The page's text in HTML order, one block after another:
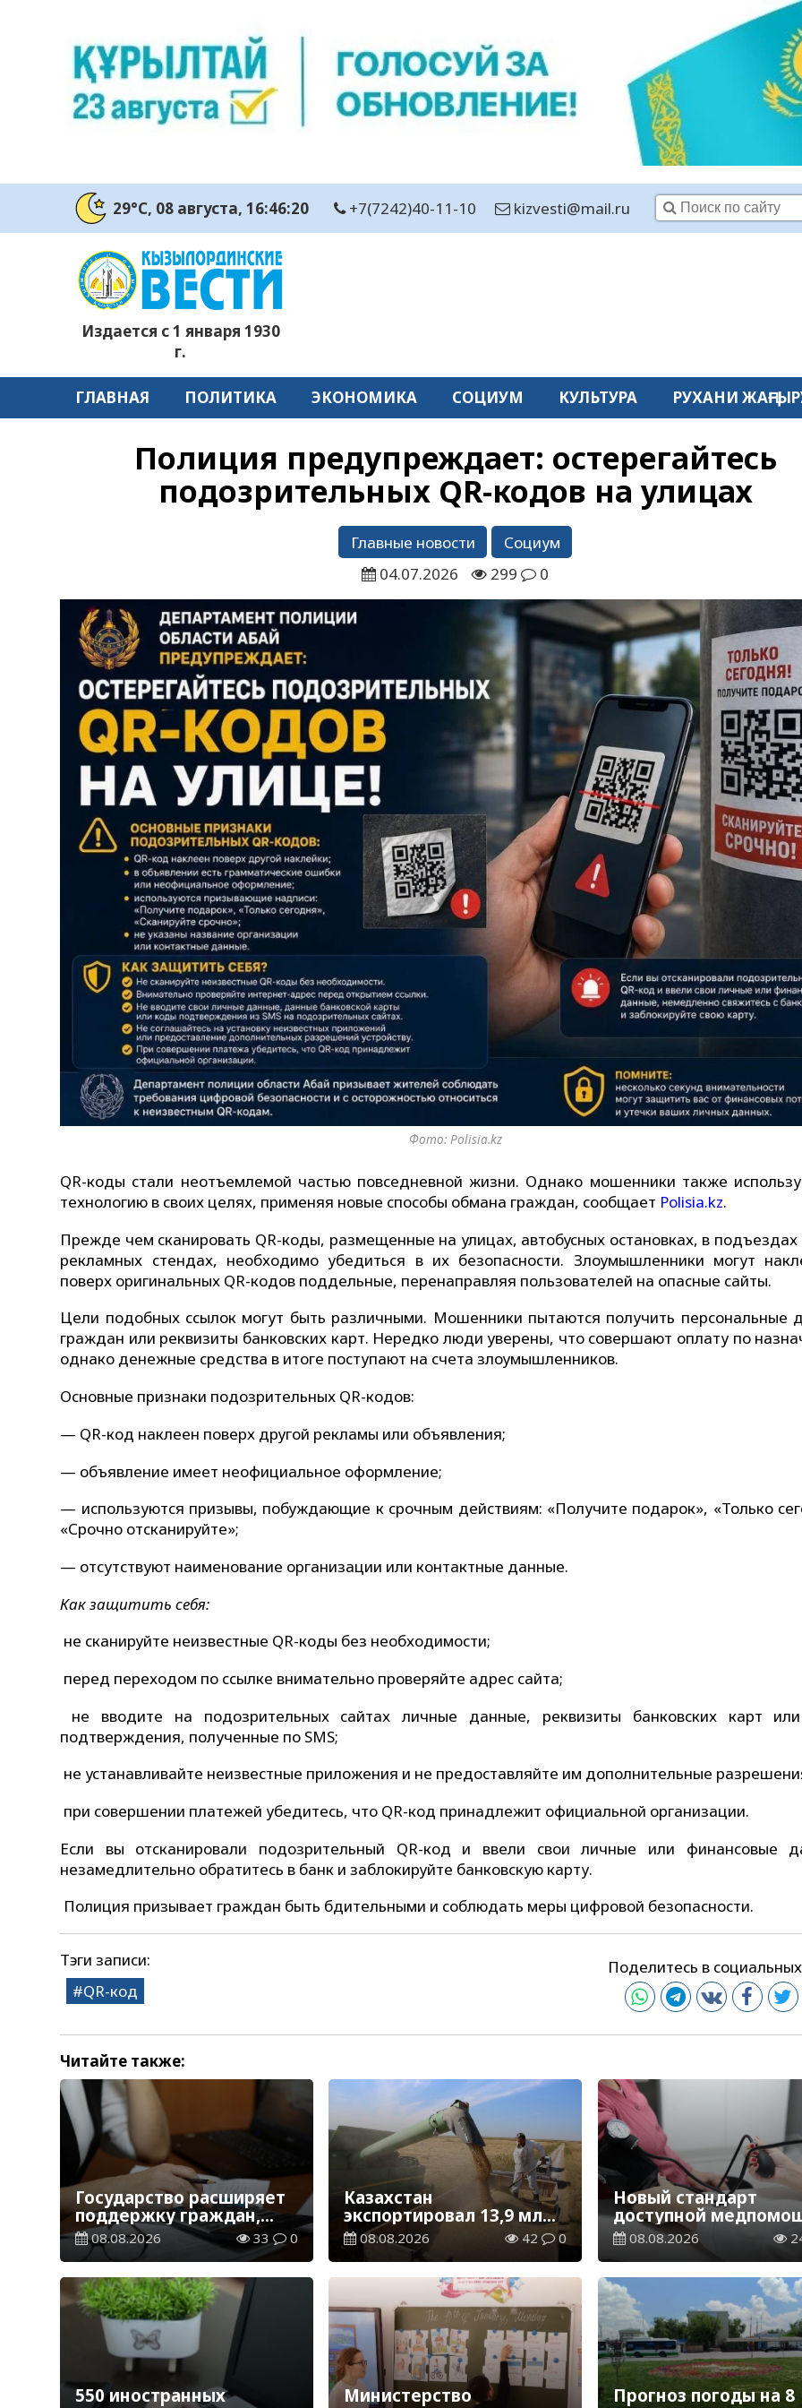
29°C, 08 августа, 16:46:21 +7(7242)40-11-10 kizvesti@mail.ru
Издается с 1 января 1930
г.
ГЛАВНАЯ ПОЛИТИКА ЭКОНОМИКА СОЦИУМ КУЛЬТУРА РУХАНИ
Полиция предупреждает: остерегайтесь
подозрительных QR-кодов на улицах
Главные новости
Социум
04.07.2026
299 0
Фото: Polisia.kz
QR-коды стали неотъемлемой частью повседневной жизни. Однако мошенники также
технологию в своих целях, применяя новые способы обмана граждан, сообщает Polisia.kz.
Прежде чем сканировать QR-коды, размещенные на улицах, автобусных остановках, в подъездах
рекламных стендах, необходимо убедиться в их безопасности. Злоумышленники могут
поверх оригинальных QR-кодов поддельные, перенаправляя пользователей на опасные сайты.
Цели подобных ссылок могут быть различными. Мошенники пытаются получить персональные
граждан или реквизиты банковских карт. Нередко люди уверены, что совершают оплату по
однако денежные средства в итоге поступают на счета злоумышленников.
Основные признаки подозрительных QR-кодов:
— QR-код наклеен поверх другой рекламы или объявления;
— объявление имеет неофициальное оформление;
— используются призывы, побуждающие к срочным действиям: «Получите подарок», «Только
«Срочно отсканируйте»;
— отсутствуют наименование организации или контактные данные.
Как защитить себя:
не сканируйте неизвестные QR-коды без необходимости;
перед переходом по ссылке внимательно проверяйте адрес сайта;
не вводите на подозрительных сайтах личные данные, реквизиты банковских карт
подтверждения, полученные по SMS;
не устанавливайте неизвестные приложения и не предоставляйте им дополнительные
при совершении платежей убедитесь, что QR-код принадлежит официальной организации.
Если вы отсканировали подозрительный QR-код и ввели свои личные или финансовые
незамедлительно обратитесь в банк и заблокируйте банковскую карту.
Полиция призывает граждан быть бдительными и соблюдать меры цифровой безопасности.
Тэги записи:
QR-код
Поделитесь в
Читайте также:
Государство расширяет
поддержку граждан,
переезжающих в новые
регионы для работы
08.08.2026 33 0
Казахстан
экспортировал 13,9 млн
тонн зерна и муки в
зерновом эквиваленте
08.08.2026 42 0
Новый стандарт
доступной
более 1 млн
казахстанцев
телемедицинские
услуги
08.08.2026
550 иностранных
Министерство
Прогноз погоды на 8